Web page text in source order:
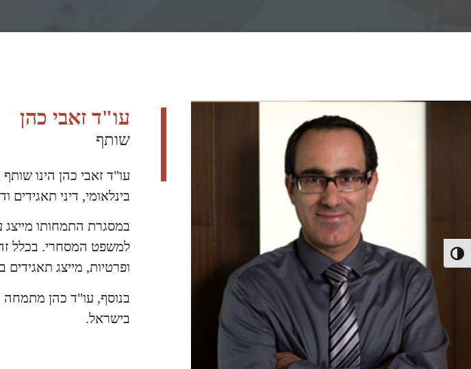
ניגודיות גבוהה
עו"ד זאבי כהן
שותף
עו"ד זאבי כהן הינו
בינלאומי, דיני תאגידים
במסגרת התמחותו מייצג
למשפט המסחרי. בכלל
ופרטיות, מייצג תאגידים
בנוסף, עו"ד כהן מתמחה
בישראל.